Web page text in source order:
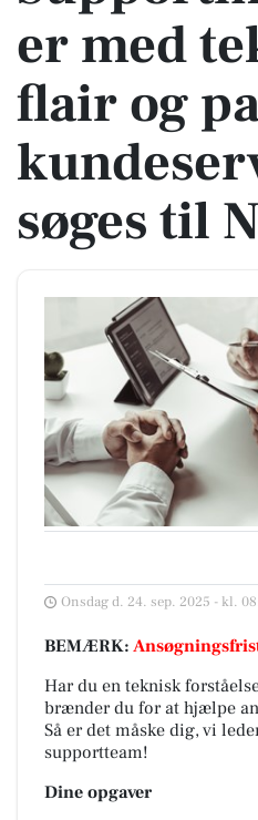
er med
flair og
søges til
Onsdag d. 24. sep. 2025 - kl.
BEMÆRK:
Har du en teknisk
brænder du for at hjælpe
Så er det måske dig, vi
supportteam!
Dine opgaver